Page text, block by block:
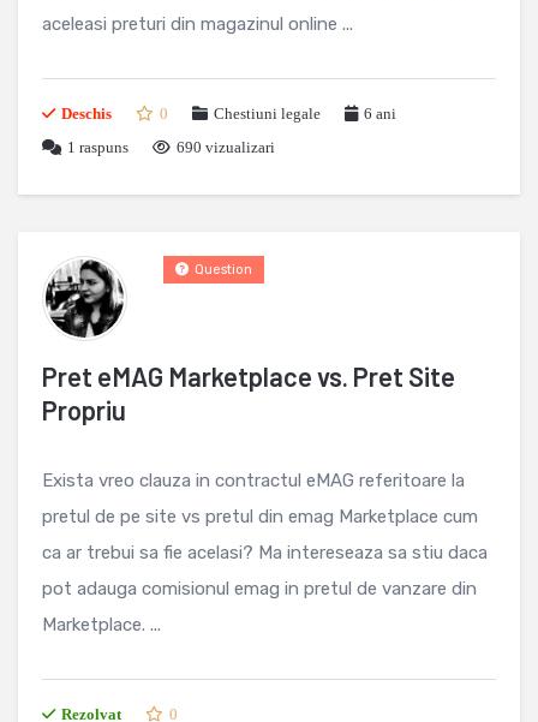
aceleasi preturi din magazinul online ...
Deschis 0 Chestiuni legale
6 ani
1 raspuns 690 vizualizari
Pret eMAG Marketplace vs. Pret Site
Propriu
Question
Exista vreo clauza in contractul eMAG referitoare la
pretul de pe site vs pretul din emag Marketplace cum
ca ar trebui sa fie acelasi? Ma intereseaza sa stiu daca
pot adauga comisionul emag in pretul de vanzare din
Marketplace. ...
Rezolvat
0